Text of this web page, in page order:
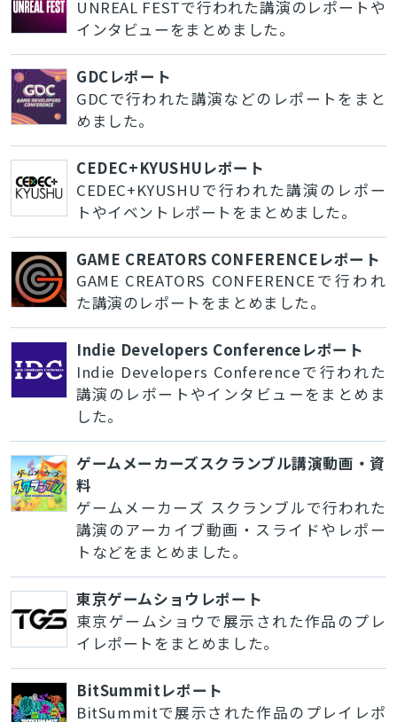
UNREAL FESTで行われた講演のレポートや
インタビューをまとめました。
GDCレポート
GDCで行われた講演などのレポートをまと
めました。
CEDEC+KYUSHUレポート
CEDEC+KYUSHUで行われた講演のレポー
トやイベントレポートをまとめました。
GAME CREATORS CONFERENCEレポート
GAME CREATORS CONFERENCEで行われ
た講演のレポートをまとめました。
Indie Developers Conferenceレポート
Indie Developers Conferenceで行われた
講演のレポートやインタビューをまとめま
した。
ゲームメーカーズスクランブル講演動画・資
料
ゲームメーカーズ スクランブルで行われた
講演のアーカイブ動画・スライドやレポー
トなどをまとめました。
東京ゲームショウレポート
東京ゲームショウで展示された作品のプレ
イレポートをまとめました。
BitSummitレポート
BitSummitで展示された作品のプレイレポ